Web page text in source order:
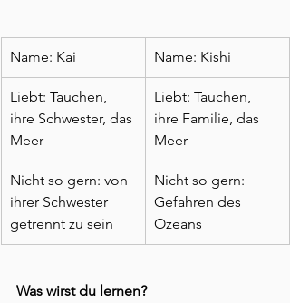
Name: Kai Name: Kishi
Liebt: Tauchen,
ihre Schwester, das
Meer
Liebt: Tauchen,
ihre Familie, das
Meer
Nicht so gern: von
ihrer Schwester
getrennt zu sein
Nicht so gern:
Gefahren des
Ozeans
Was wirst du lernen?